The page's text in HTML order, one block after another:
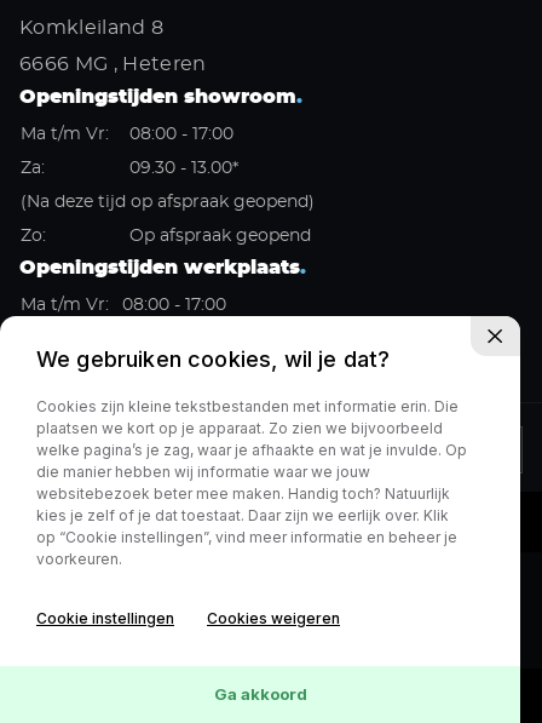
Komkleiland 8
6666 MG , Heteren
Openingstijden showroom.
Ma t/m Vr:
08:00 - 17:00
Za:
09.30 - 13.00*
(Na deze tijd op afspraak geopend)
Zo:
Op afspraak geopend
Openingstijden werkplaats.
Ma t/m Vr:
08:00 - 17:00
Privacy policy
We gebruiken cookies, wil je dat?
Cookies zijn kleine tekstbestanden met informatie erin. Die
plaatsen we kort op je apparaat. Zo zien we bijvoorbeeld
welke pagina’s je zag, waar je afhaakte en wat je invulde. Op
die manier hebben wij informatie waar we jouw
websitebezoek beter mee maken. Handig toch? Natuurlijk
kies je zelf of je dat toestaat. Daar zijn we eerlijk over. Klik
op “Cookie instellingen”, vind meer informatie en beheer je
voorkeuren.
Cookie instellingen Cookies weigeren
Ga akkoord